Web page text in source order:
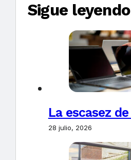
Sigue leyendo
La escasez
28 julio, 2026